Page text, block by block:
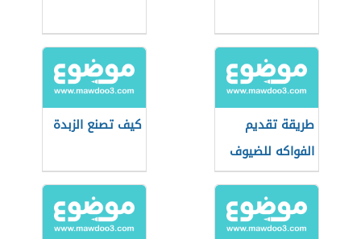
طريقة تقديم
الفواكه للضيوف
كيف تصنع الزبدة